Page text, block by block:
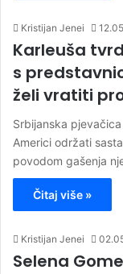
Kristijan Jenei
Karleuša
s
želi vratiti
Srbijanska
Americi održati
povodom gašenja
Čitaj više »
Kristijan Jenei
Selena